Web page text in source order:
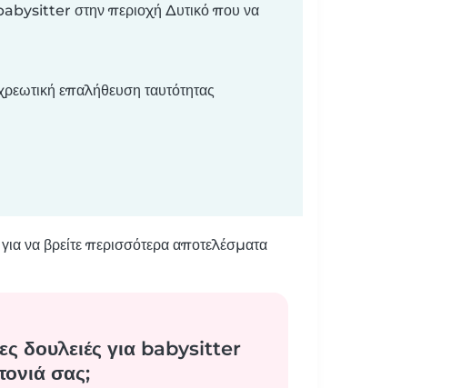
στην περιοχή Δυτικό που να
επαλήθευση ταυτότητας
να βρείτε περισσότερα αποτελέσματα
δουλειές για babysitter
σας;